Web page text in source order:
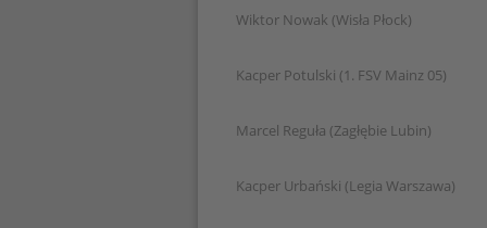
Wiktor Nowak (Wisła Płock)
Kacper Potulski (1. FSV Mainz 05)
Marcel Reguła (Zagłębie Lubin)
Kacper Urbański (Legia Warszawa)